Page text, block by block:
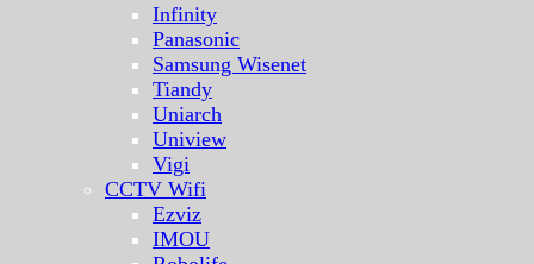
Infinity
Panasonic
Samsung Wisenet
Tiandy
Uniarch
Uniview
Vigi
CCTV Wifi
Ezviz
IMOU